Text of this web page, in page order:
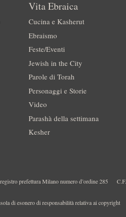
Vita Ebraica
Cucina e Kasherut
Ebraismo
Feste/Eventi
Jewish in the City
Parole di Torah
Personaggi e Storie
Video
Parashà della settimana
Kesher
prefettura Milano numero d’ordine 285
di esonero di responsabilità relativa ai copyright